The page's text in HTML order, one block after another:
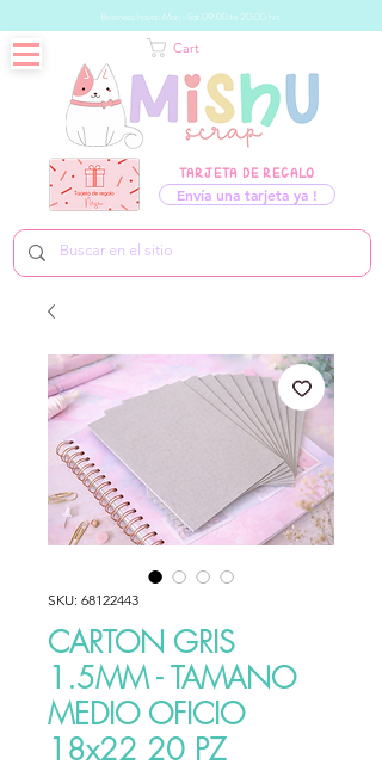
Business hours: Mon - Sat 09:00 to 20:00 hrs
TARJETA DE REGALO
Envía una tarjeta ya !
Cart
SKU: 68122443
CARTON GRIS
1.5MM - TAMANO
MEDIO OFICIO
18x22 20 PZ